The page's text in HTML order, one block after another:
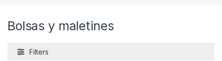
Bolsas y maletines
Filters